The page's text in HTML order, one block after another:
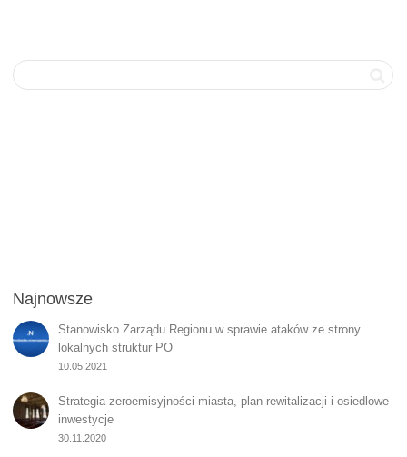
Najnowsze
Stanowisko Zarządu Regionu w sprawie ataków ze strony
lokalnych struktur PO
10.05.2021
Strategia zeroemisyjności miasta, plan rewitalizacji i osiedlowe
inwestycje
30.11.2020